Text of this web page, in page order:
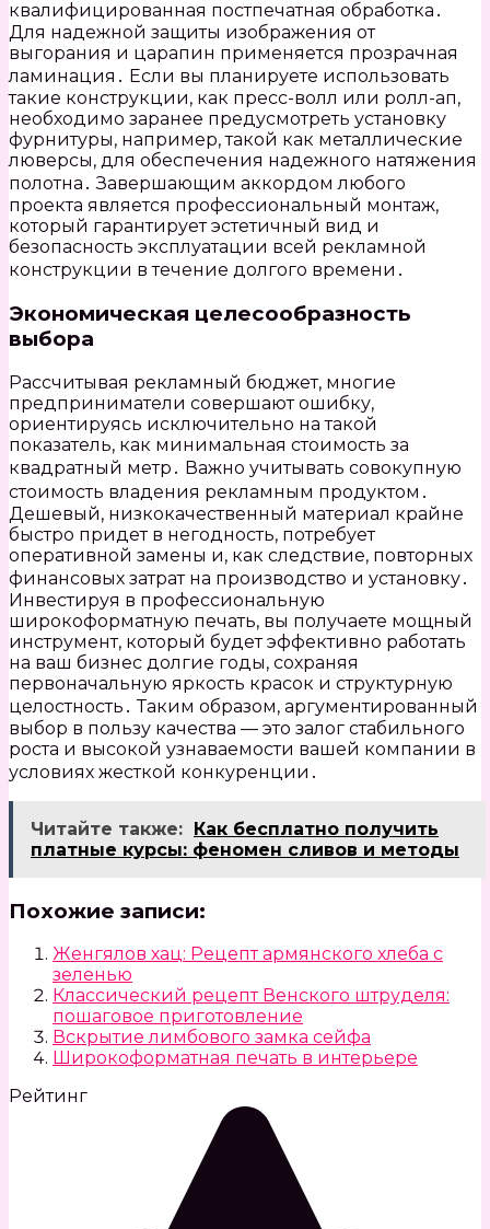
квалифицированная постпечатная обработка․
Для надежной защиты изображения от
выгорания и царапин применяется прозрачная
ламинация․ Если вы планируете использовать
такие конструкции, как пресс-волл или ролл-ап,
необходимо заранее предусмотреть установку
фурнитуры, например, такой как металлические
люверсы, для обеспечения надежного натяжения
полотна․ Завершающим аккордом любого
проекта является профессиональный монтаж,
который гарантирует эстетичный вид и
безопасность эксплуатации всей рекламной
конструкции в течение долгого времени․
Экономическая целесообразность
выбора
Рассчитывая рекламный бюджет, многие
предприниматели совершают ошибку,
ориентируясь исключительно на такой
показатель, как минимальная стоимость за
квадратный метр․ Важно учитывать совокупную
стоимость владения рекламным продуктом․
Дешевый, низкокачественный материал крайне
быстро придет в негодность, потребует
оперативной замены и, как следствие, повторных
финансовых затрат на производство и установку․
Инвестируя в профессиональную
широкоформатную печать, вы получаете мощный
инструмент, который будет эффективно работать
на ваш бизнес долгие годы, сохраняя
первоначальную яркость красок и структурную
целостность․ Таким образом, аргументированный
выбор в пользу качества — это залог стабильного
роста и высокой узнаваемости вашей компании в
условиях жесткой конкуренции․
Читайте также: Как бесплатно получить
платные курсы: феномен сливов и методы
Похожие записи:
Женгялов хац: Рецепт армянского хлеба с
зеленью
Классический рецепт Венского штруделя:
пошаговое приготовление
Вскрытие лимбового замка сейфа
Широкоформатная печать в интерьере
Рейтинг